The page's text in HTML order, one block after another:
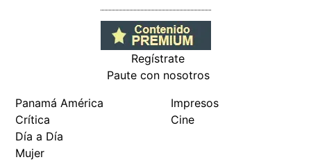
Regístrate
Paute con nosotros
Panamá América
Crítica
Día a Día
Mujer
Impresos
Cine